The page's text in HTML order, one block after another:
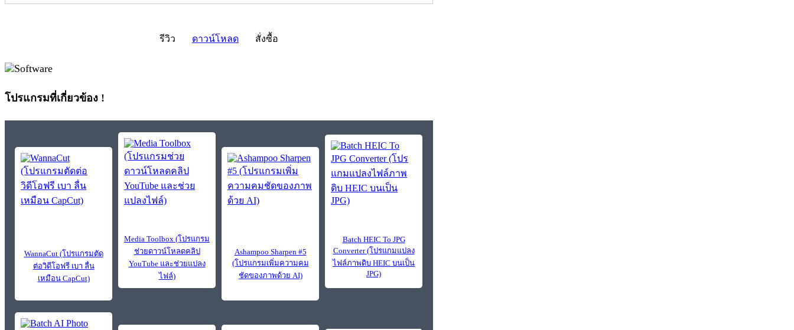
รีวิว ดาวน์โหลด สั่งซื้อ
โปรแกรมที่เกี่ยวข้อง !
WannaCut (โปรแกรมตัด
ต่อวิดีโอฟรี เบา ลื่น
เหมือน CapCut)
Media Toolbox (โปรแกรม
ช่วยดาวน์โหลดคลิป
YouTube และช่วยแปลง
ไฟล์)
Ashampoo Sharpen #5
(โปรแกรมเพิ่มความคม
ชัดของภาพด้วย AI)
Batch HEIC To JPG
Converter (โปรแกมแปลง
ไฟล์ภาพดิบ HEIC บนเป็น
JPG)